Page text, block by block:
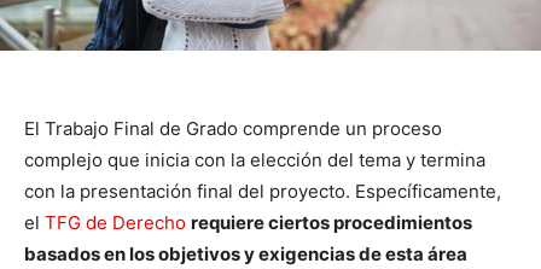
El Trabajo Final de Grado comprende un proceso
complejo que inicia con la elección del tema y termina
con la presentación final del proyecto. Específicamente,
el TFG de Derecho requiere ciertos procedimientos
basados en los objetivos y exigencias de esta área